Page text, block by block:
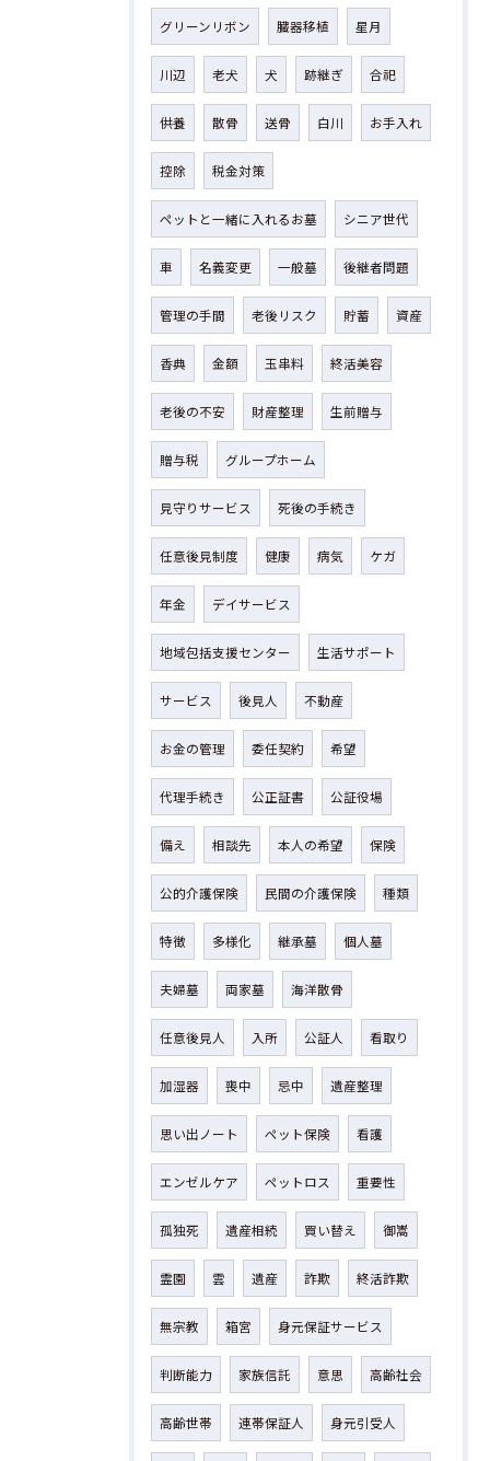
グリーンリボン 臓器移植 星月
川辺 老犬 犬 跡継ぎ 合祀
供養 散骨 送骨 白川 お手入れ
控除 税金対策
ペットと一緒に入れるお墓 シニア世代
車 名義変更 一般墓 後継者問題
管理の手間 老後リスク 貯蓄 資産
香典 金額 玉串料 終活美容
老後の不安 財産整理 生前贈与
贈与税 グループホーム
見守りサービス 死後の手続き
任意後見制度 健康 病気 ケガ
年金 デイサービス
地域包括支援センター 生活サポート
サービス 後見人 不動産
お金の管理 委任契約 希望
代理手続き 公正証書 公証役場
備え 相談先 本人の希望 保険
公的介護保険 民間の介護保険 種類
特徴 多様化 継承墓 個人墓
夫婦墓 両家墓 海洋散骨
任意後見人 入所 公証人 看取り
加湿器 喪中 忌中 遺産整理
思い出ノート ペット保険 看護
エンゼルケア ペットロス 重要性
孤独死 遺産相続 買い替え 御嵩
霊園 雲 遺産 詐欺 終活詐欺
無宗教 箱宮 身元保証サービス
判断能力 家族信託 意思 高齢社会
高齢世帯 連帯保証人 身元引受人